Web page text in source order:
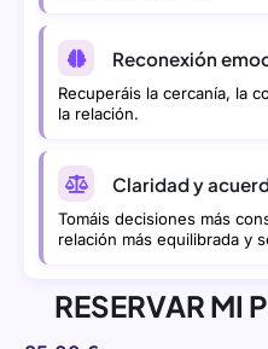
Reconexión
Recuperáis la cercanía, la
la relación.
Claridad y
Tomáis decisiones más
relación más equilibrada y
RESERVAR MI